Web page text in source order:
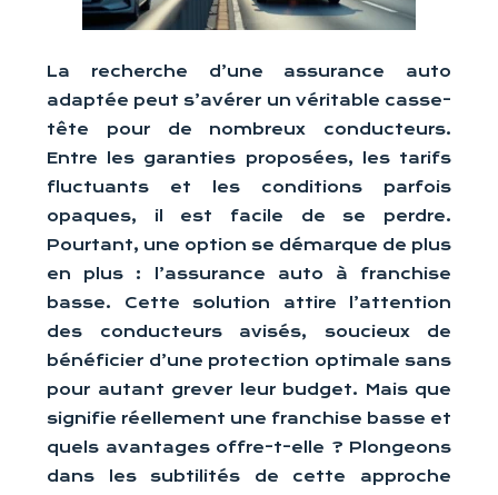
La recherche d’une assurance auto
adaptée peut s’avérer un véritable casse-
tête pour de nombreux conducteurs.
Entre les garanties proposées, les tarifs
fluctuants et les conditions parfois
opaques, il est facile de se perdre.
Pourtant, une option se démarque de plus
en plus : l’assurance auto à franchise
basse. Cette solution attire l’attention
des conducteurs avisés, soucieux de
bénéficier d’une protection optimale sans
pour autant grever leur budget. Mais que
signifie réellement une franchise basse et
quels avantages offre-t-elle ? Plongeons
dans les subtilités de cette approche